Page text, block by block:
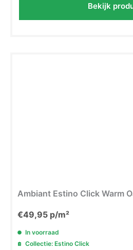
Bekijk
Ambiant Estino Click Warm
€49,95 p/m²
In voorraad
Collectie: Estino Click